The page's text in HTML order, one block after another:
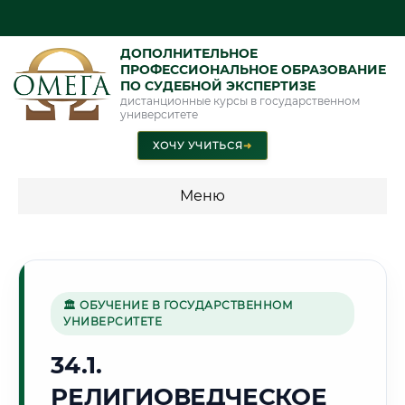
ДОПОЛНИТЕЛЬНОЕ
ПРОФЕССИОНАЛЬНОЕ ОБРАЗОВАНИЕ
ПО СУДЕБНОЙ ЭКСПЕРТИЗЕ
дистанционные курсы в государственном
университете
ХОЧУ УЧИТЬСЯ➜
Меню
специальности"
Стоимость по программам обучения "Судебная экспертиза"
Стоимость по программам обучения "Экспертиза"
🏛 ОБУЧЕНИЕ В ГОСУДАРСТВЕННОМ
УНИВЕРСИТЕТЕ
34.1.
РЕЛИГИОВЕДЧЕСКОЕ